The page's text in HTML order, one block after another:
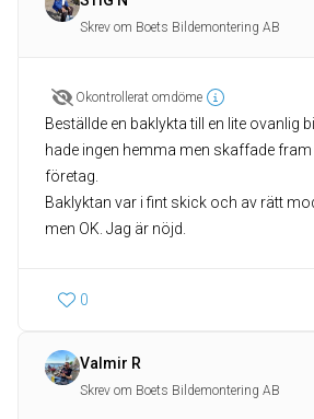
Skrev om Boets Bildemontering AB
Okontrollerat omdöme
Beställde en baklykta till en lite ovanlig
hade ingen hemma men skaffade
företag.
Baklyktan var i fint skick och av rätt
0
Valmir R
Skrev om Boets Bildemontering AB